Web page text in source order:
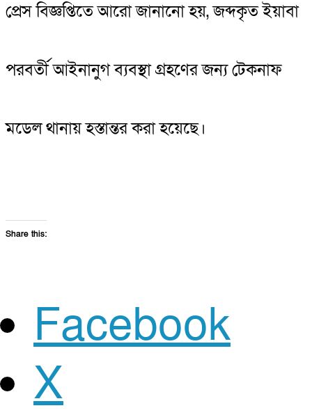
প্রেস বিজ্ঞপ্তিতে আরো জানানো হয়, জব্দকৃত ইয়াবা
পরবর্তী আইনানুগ ব্যবস্থা গ্রহণের জন্য টেকনাফ
মডেল থানায় হস্তান্তর করা হয়েছে।
Share this:
Facebook
X